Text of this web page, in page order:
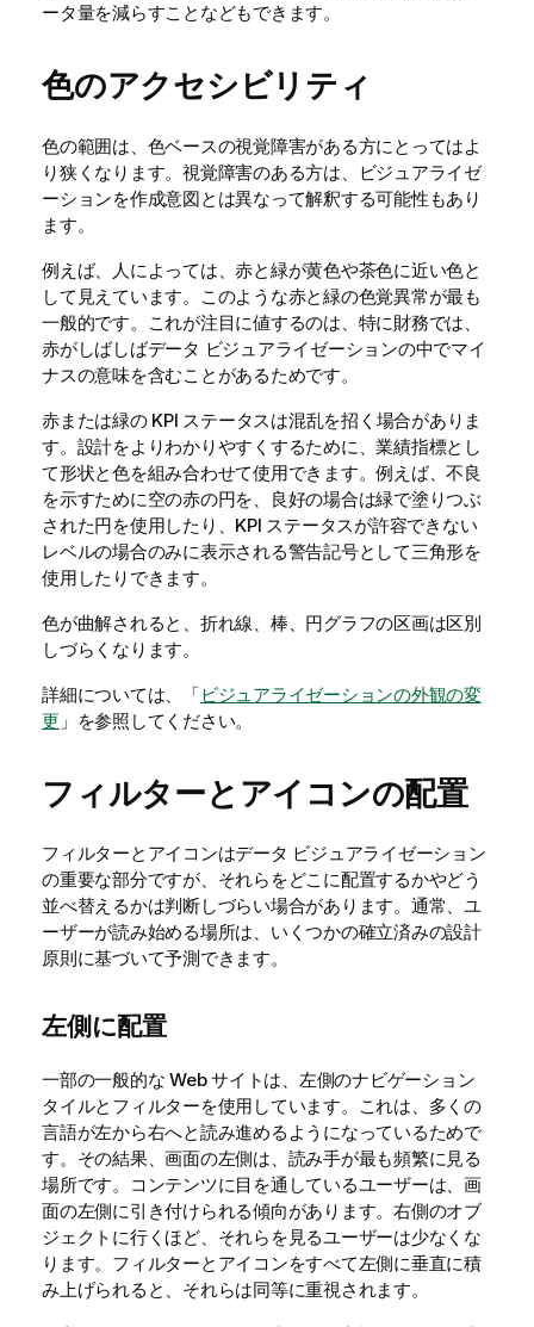
ータ量を減らすことなどもできます。
色のアクセシビリティ
色の範囲は、色ベースの視覚障害がある方にとってはよ
り狭くなります。視覚障害のある方は、ビジュアライゼ
ーションを作成意図とは異なって解釈する可能性もあり
ます。
例えば、人によっては、赤と緑が黄色や茶色に近い色と
して見えています。このような赤と緑の色覚異常が最も
一般的です。これが注目に値するのは、特に財務では、
赤がしばしばデータ ビジュアライゼーションの中でマイ
ナスの意味を含むことがあるためです。
赤または緑の KPI ステータスは混乱を招く場合がありま
す。設計をよりわかりやすくするために、業績指標とし
て形状と色を組み合わせて使用できます。例えば、不良
を示すために空の赤の円を、良好の場合は緑で塗りつぶ
された円を使用したり、KPI ステータスが許容できない
レベルの場合のみに表示される警告記号として三角形を
使用したりできます。
色が曲解されると、折れ線、棒、円グラフの区画は区別
しづらくなります。
詳細については、「ビジュアライゼーションの外観の変
更 」を参照してください。
フィルターとアイコンの配置
フィルターとアイコンはデータ ビジュアライゼーション
の重要な部分ですが、それらをどこに配置するかやどう
並べ替えるかは判断しづらい場合があります。通常、ユ
ーザーが読み始める場所は、いくつかの確立済みの設計
原則に基づいて予測できます。
左側に配置
一部の一般的な Web サイトは、左側のナビゲーション
タイルとフィルターを使用しています。これは、多くの
言語が左から右へと読み進めるようになっているためで
す。その結果、画面の左側は、読み手が最も頻繁に見る
場所です。コンテンツに目を通しているユーザーは、画
面の左側に引き付けられる傾向があります。右側のオブ
ジェクトに行くほど、それらを見るユーザーは少なくな
ります。フィルターとアイコンをすべて左側に垂直に積
み上げられると、それらは同等に重視されます。